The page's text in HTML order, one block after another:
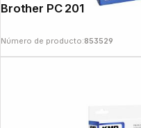
Número de producto:853529